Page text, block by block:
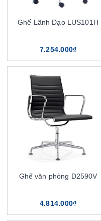
Ghế Lãnh Đạo LUS101H
7.254.000₫
Ghế văn phòng D2590V
4.814.000₫